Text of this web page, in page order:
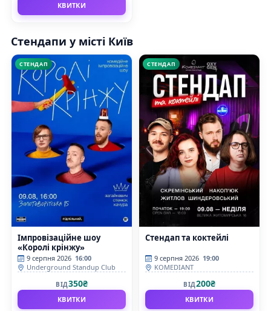
КВИТКИ
Стендапи у місті Київ
СТЕНДАП
Імпровізаційне шоу
«Королі крінжу»
9 серпня 2026 16:00
Underground Standup Club
ВІД350₴
КВИТКИ
СТЕНДАП
Стендап та коктейлі
9 серпня 2026 19:00
KOMEDIANT
ВІД200₴
КВИТКИ